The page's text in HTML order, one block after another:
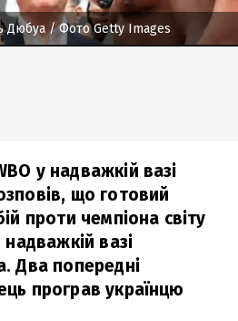
Дюбуа / Фото Getty Images
у надважкій вазі
що готовий
проти чемпіона світу
надважкій вазі
Два попередні
програв українцю